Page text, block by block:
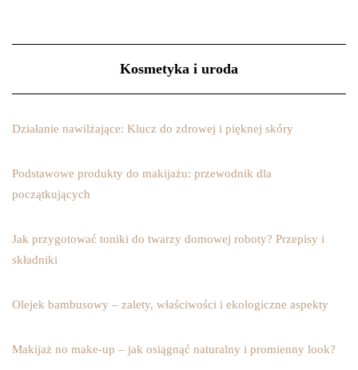
Kosmetyka i uroda
Działanie nawilżające: Klucz do zdrowej i pięknej skóry
Podstawowe produkty do makijażu: przewodnik dla
początkujących
Jak przygotować toniki do twarzy domowej roboty? Przepisy i
składniki
Olejek bambusowy – zalety, właściwości i ekologiczne aspekty
Makijaż no make-up – jak osiągnąć naturalny i promienny look?